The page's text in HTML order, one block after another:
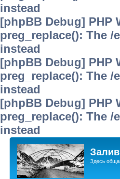
instead
[phpBB Debug] PHP
preg_replace(): The
instead
[phpBB Debug] PHP
preg_replace(): The
instead
[phpBB Debug] PHP
preg_replace(): The
instead
Здесь